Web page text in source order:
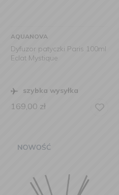
AQUANOVA
Dyfuzor patyczki Paris 100ml
Eclat Mystique
szybka wysyłka
169,00 zł